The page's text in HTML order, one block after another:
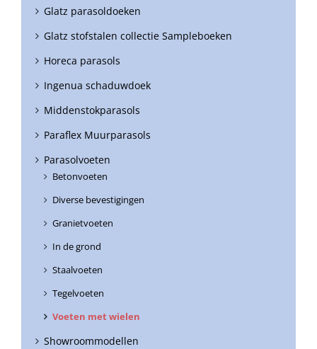
Glatz parasoldoeken
Glatz stofstalen collectie Sampleboeken
Horeca parasols
Ingenua schaduwdoek
Middenstokparasols
Paraflex Muurparasols
Parasolvoeten
Betonvoeten
Diverse bevestigingen
Granietvoeten
In de grond
Staalvoeten
Tegelvoeten
Voeten met wielen
Showroommodellen